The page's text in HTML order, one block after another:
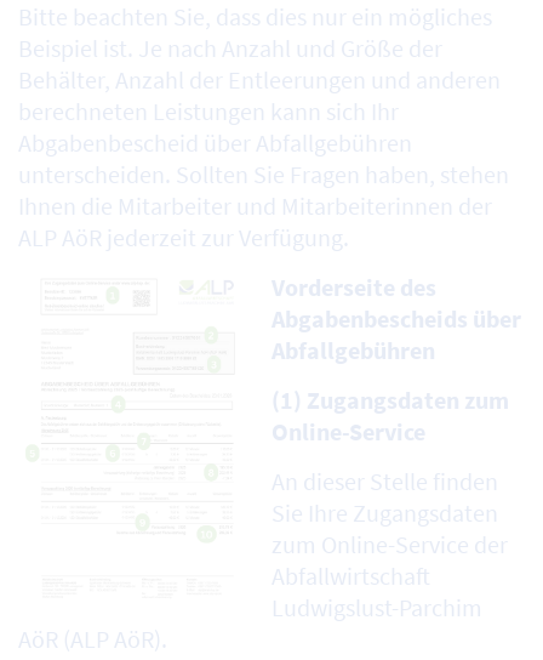
Bitte beachten Sie, dass dies nur ein mögliches
Beispiel ist. Je nach Anzahl und Größe der
Behälter, Anzahl der Entleerungen und anderen
berechneten Leistungen kann sich Ihr
Abgabenbescheid über Abfallgebühren
unterscheiden. Sollten Sie Fragen haben, stehen
Ihnen die Mitarbeiter und Mitarbeiterinnen der
ALP AöR jederzeit zur Verfügung.
Vorderseite des
Abgabenbescheids über
Abfallgebühren
(1) Zugangsdaten zum
Online-Service
An dieser Stelle finden
Sie Ihre Zugangsdaten
zum Online-Service der
Abfallwirtschaft
Ludwigslust-Parchim
AöR (ALP AöR).